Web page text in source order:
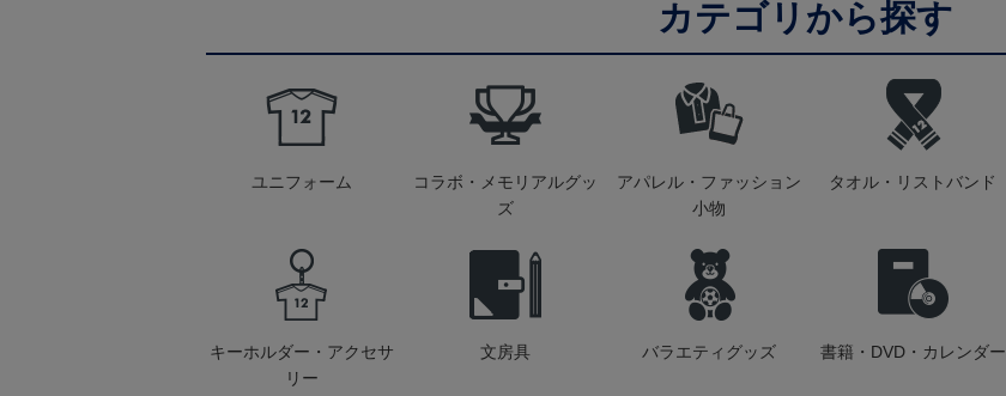
カテゴリから探す
ユニフォーム
コラボ・メモリアルグッ
ズ
アパレル・ファッション
小物
タオル・リストバンド
キーホルダー・アクセサ
リー
文房具 バラエティグッズ 書籍・DVD・カレンダー